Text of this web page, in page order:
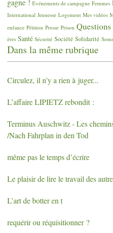
Evénements de campagne Femmes
International Jeunesse Logement Mes vidéos
enfance Pétition Presse Prison
ères Santé Sécurité Société Solidarité
Dans la même rubrique
Circulez, il n’y a rien à juger...
L’affaireLIPIETZrebondit :
Terminus Auschwitz - Les
/Nach Fahrplan in den Tod
même pas le temps d’écrire
Le plaisir de lire le travail des
L’art de botter en t
requérir ou réquisitionner ?